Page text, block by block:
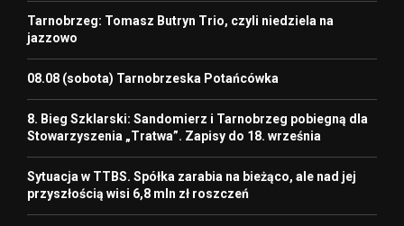
Tarnobrzeg: Tomasz Butryn Trio, czyli niedziela na
jazzowo
08.08 (sobota) Tarnobrzeska Potańcówka
8. Bieg Szklarski: Sandomierz i Tarnobrzeg pobiegną dla
Stowarzyszenia „Tratwa”. Zapisy do 18. września
Sytuacja w TTBS. Spółka zarabia na bieżąco, ale nad jej
przyszłością wisi 6,8 mln zł roszczeń